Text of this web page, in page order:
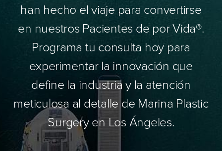
han hecho el viaje para convertirse
en nuestros Pacientes de por Vida®.
Programa tu consulta hoy para
experimentar la innovación que
define la industria y la atención
meticulosa al detalle de Marina Plastic
Surgery en Los Ángeles.